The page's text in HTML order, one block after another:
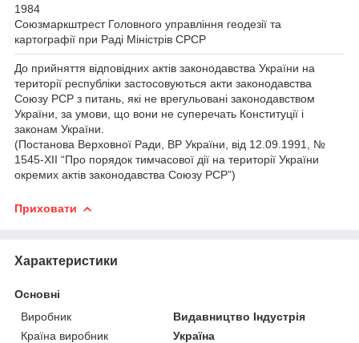
1984
Союзмаркштрест Головного управління геодезії та
картографії при Раді Міністрів СРСР
До прийняття відповідних актів законодавства України на
території республіки застосовуються акти законодавства
Союзу РСР з питань, які не врегульовані законодавством
України, за умови, що вони не суперечать Конституції і
законам України.
(Постанова Верховної Ради, ВР України, від 12.09.1991, №
1545-XII “Про порядок тимчасової дії на території України
окремих актів законодавства Союзу РСР”)
Приховати
Характеристики
Основні
Виробник
Видавництво Індустрія
Країна виробник
Україна